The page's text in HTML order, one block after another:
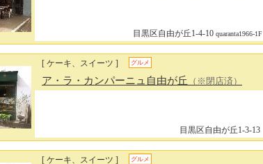
目黒区自由が丘1-4-10 quaranta1966-1F
[ ケーキ、スイーツ ] グルメ
ア・ラ・カンパーニュ自由が丘 （※閉店済）
目黒区自由が丘1-3-13
[ ケーキ、スイーツ ] グルメ